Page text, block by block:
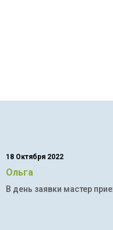
18 Октября 2022
Ольга
В день заявки мастер